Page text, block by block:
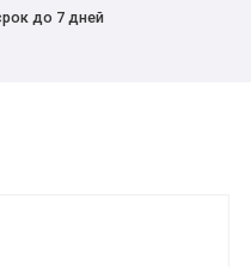
до 7 дней